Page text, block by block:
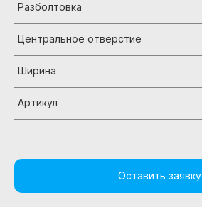
Разболтовка
Центральное отверстие
Ширина
Артикул
Оставить заявку